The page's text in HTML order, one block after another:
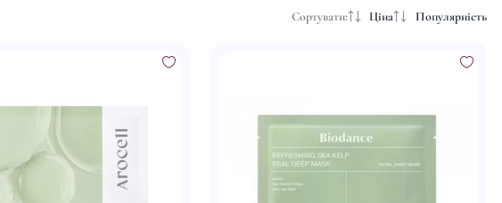
Сортувати: Ціна Популярність